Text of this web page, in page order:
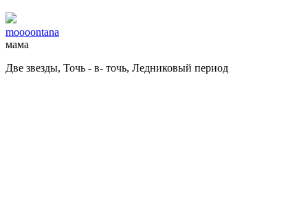
moooontana
мама
Две звезды, Точь - в- точь, Ледниковый период